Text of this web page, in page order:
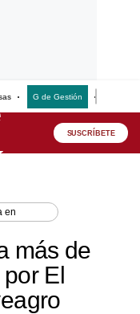
G de Gestión
SUSCRÍBETE
en
más de
El